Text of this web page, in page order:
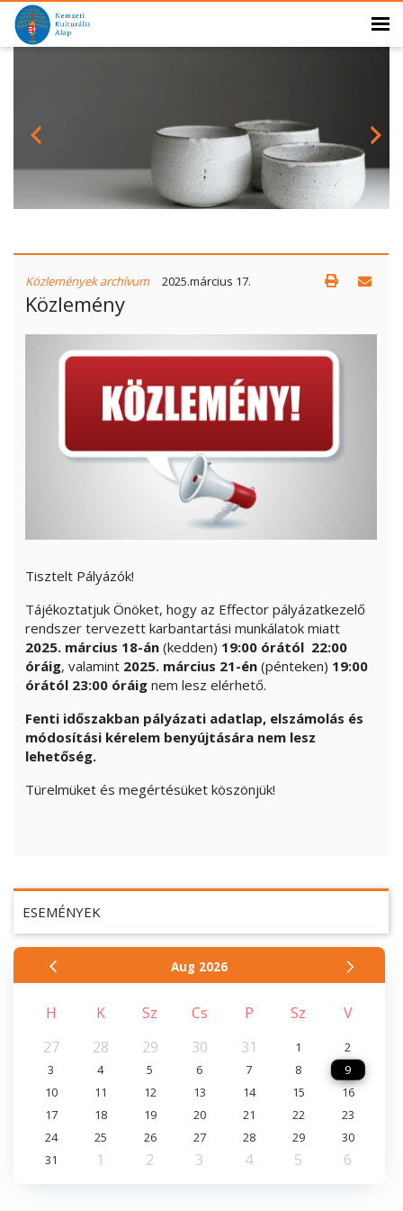
ESEMÉNYEK
Aug 2026
H K Sz Cs P Sz
V
27
28 29 30 31 1
2
3
4 5 6 7 8
9
10
11 12 13 14 15
16
17
18 19 20 21 22
23
24
25 26 27 28 29
30
31
1 2 3 4 5 6
Közlemények archívum 2025.március 17.
Közlemény
Tisztelt Pályázók!
Tájékoztatjuk Önöket, hogy az Effector pályázatkezelő
rendszer tervezett karbantartási munkálatok miatt
2025. március 18-án (kedden) 19:00 órától 22:00
óráig, valamint 2025. március 21-én (pénteken) 19:00
órától 23:00 óráig nem lesz elérhető.
Fenti időszakban pályázati adatlap, elszámolás és
módosítási kérelem benyújtására nem lesz
lehetőség.
Türelmüket és megértésüket köszönjük!